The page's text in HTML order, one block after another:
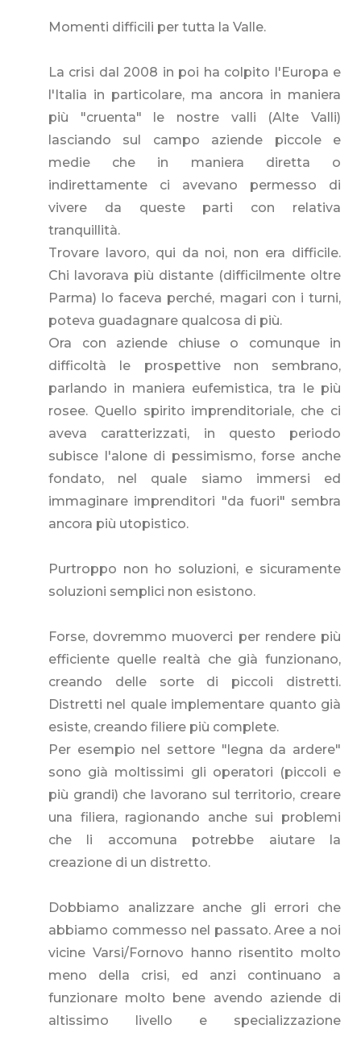
Momenti difficili per tutta la Valle.
La crisi dal 2008 in poi ha colpito l'Europa e
l'Italia in particolare, ma ancora in maniera
più "cruenta" le nostre valli (Alte Valli)
lasciando sul campo aziende piccole e
medie che in maniera diretta o
indirettamente ci avevano permesso di
vivere da queste parti con relativa
tranquillità.
Trovare lavoro, qui da noi, non era difficile.
Chi lavorava più distante (difficilmente oltre
Parma) lo faceva perché, magari con i turni,
poteva guadagnare qualcosa di più.
Ora con aziende chiuse o comunque in
difficoltà le prospettive non sembrano,
parlando in maniera eufemistica, tra le più
rosee. Quello spirito imprenditoriale, che ci
aveva caratterizzati, in questo periodo
subisce l'alone di pessimismo, forse anche
fondato, nel quale siamo immersi ed
immaginare imprenditori "da fuori" sembra
ancora più utopistico.
Purtroppo non ho soluzioni, e sicuramente
soluzioni semplici non esistono.
Forse, dovremmo muoverci per rendere più
efficiente quelle realtà che già funzionano,
creando delle sorte di piccoli distretti.
Distretti nel quale implementare quanto già
esiste, creando filiere più complete.
Per esempio nel settore "legna da ardere"
sono già moltissimi gli operatori (piccoli e
più grandi) che lavorano sul territorio, creare
una filiera, ragionando anche sui problemi
che li accomuna potrebbe aiutare la
creazione di un distretto.
Dobbiamo analizzare anche gli errori che
abbiamo commesso nel passato. Aree a noi
vicine Varsi/Fornovo hanno risentito molto
meno della crisi, ed anzi continuano a
funzionare molto bene avendo aziende di
altissimo livello e specializzazione